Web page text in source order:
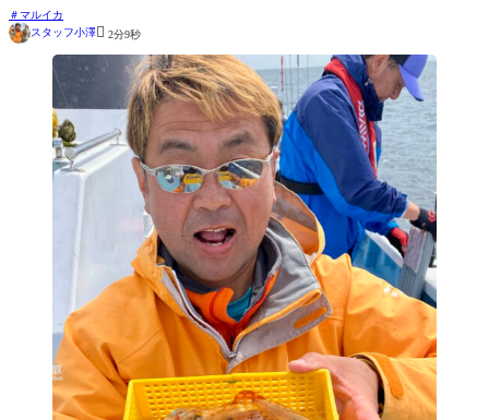
マルイカ
スタッフ小澤 2分9秒